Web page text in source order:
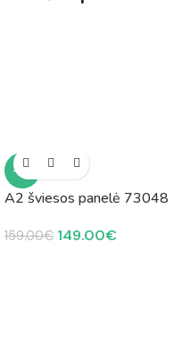
-6%
A2 šviesos panelė 73048
159.00€ 149.00€